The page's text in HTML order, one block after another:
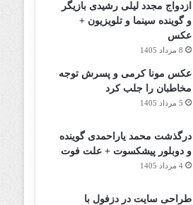
ازدواج مجدد لیلی رشیدی بازیگر
و گوینده سینما و تلویزیون +
عکس
8 مرداد 1405
عکس مونا کرمی و پسرش توجه
مخاطبان را جلب کرد
5 مرداد 1405
درگذشت محمد یاراحمدی گوینده
و دوبلور پیشکسوت + علت فوت
4 مرداد 1405
طراحی سایت در دزفول با